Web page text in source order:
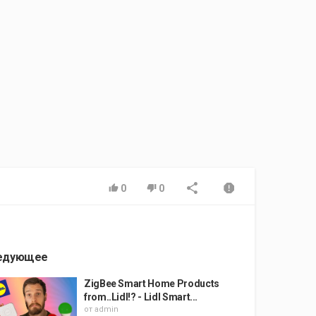
0 0
ZigBee Smart Home Products
from..Lidl!? - Lidl Smart...
от admin